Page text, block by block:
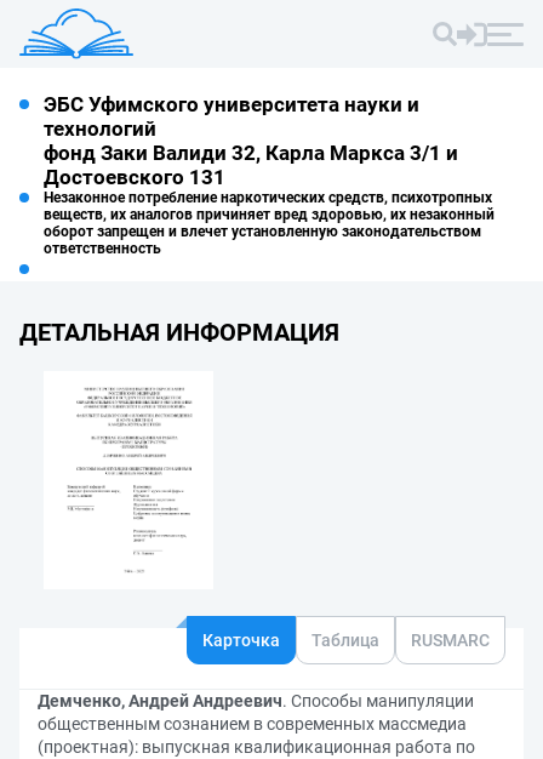
ЭБС Уфимского университета науки и
технологий
фонд Заки Валиди 32, Карла Маркса 3/1 и
Достоевского 131
Незаконное потребление наркотических средств, психотропных
веществ, их аналогов причиняет вред здоровью, их незаконный
оборот запрещен и влечет установленную законодательством
ответственность
ДЕТАЛЬНАЯ ИНФОРМАЦИЯ
Карточка Таблица RUSMARC
Демченко, Андрей Андреевич. Способы манипуляции
общественным сознанием в современных массмедиа
(проектная): выпускная квалификационная работа по